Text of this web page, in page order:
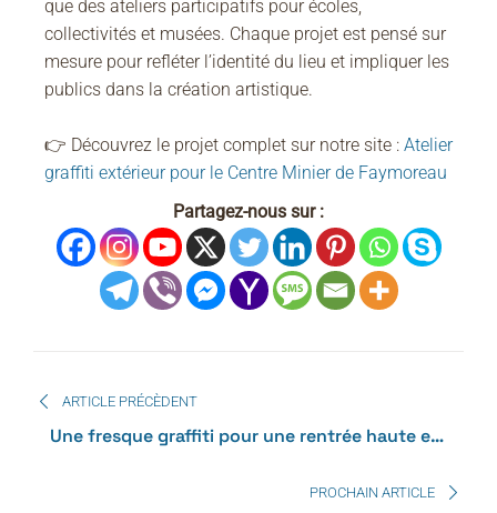
que des ateliers participatifs pour écoles,
collectivités et musées. Chaque projet est pensé sur
mesure pour refléter l’identité du lieu et impliquer les
publics dans la création artistique.
👉 Découvrez le projet complet sur notre site : Atelier
graffiti extérieur pour le Centre Minier de Faymoreau
Partagez-nous sur :
ARTICLE PRÉCÈDENT
Une fresque graffiti pour une rentrée haute en
PROCHAIN ARTICLE